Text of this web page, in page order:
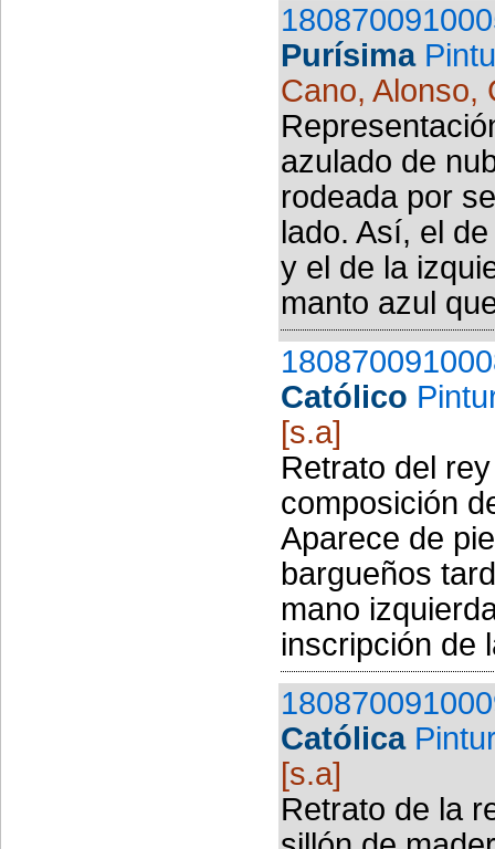
Purísima
Cano, Alonso,
azulado de
rodeada por
lado. Así, el
y el de la
manto azul
Católico
[s.a]
Retrato del
composición
Aparece de
bargueños
mano
inscripción de
Católica
[s.a]
Retrato de la